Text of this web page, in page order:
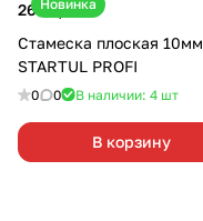
Новинка
265 ₽/шт
Стамеска плоская 10мм
STARTUL PROFI
0 0 В наличии: 4 шт
В корзину